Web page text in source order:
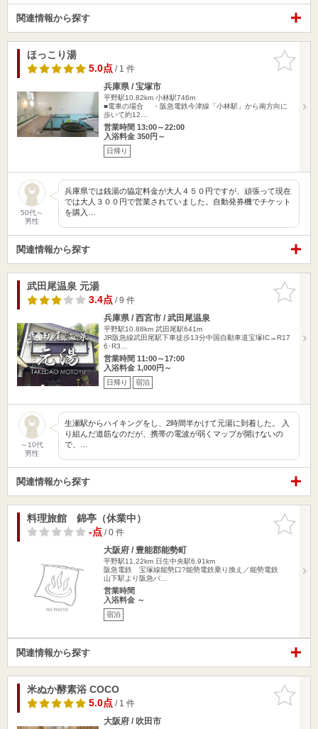
関連情報から探す
お気に入
りに追加
ほっこり湯
5.0点/ 1 件
兵庫県 / 宝塚市
平野駅10.82km 小林駅746m
■電車の場合 ・阪急電鉄今津線「小林駅」から南方向に
歩いて約12…
営業時間 13:00～22:00
入浴料金 350円～
日帰り
50代～
男性
兵庫県では銭湯の協定料金が大人４５０円ですが、頑張って現在
では大人３００円で営業されていました。自動発券機でチケット
を購入…
関連情報から探す
お気に入
りに追加
武田尾温泉 元湯
3.4点/ 9 件
兵庫県 / 西宮市 / 武田尾温泉
平野駅10.88km 武田尾駅641m
JR阪急線武田尾駅下車徒歩13分中国自動車道宝塚IC→R17
6･R3…
営業時間 11:00～17:00
入浴料金 1,000円～
日帰り 宿泊
～10代
男性
生瀬駅からハイキングをし、2時間半かけて元湯に到着した。 入
り組んだ道筋なのだが、携帯の電波が弱くマップが開けないの
で、…
関連情報から探す
お気に入
りに追加
料理旅館 錦亭（休業中）
-点/ 0 件
大阪府 / 豊能郡能勢町
平野駅11.22km 日生中央駅6.91km
阪急電鉄 宝塚線能勢口?能勢電鉄乗り換え／能勢電鉄
山下駅より阪急バ…
営業時間
入浴料金 ～
宿泊
関連情報から探す
お気に入
りに追加
米ぬか酵素浴 COCO
5.0点/ 1 件
大阪府 / 吹田市